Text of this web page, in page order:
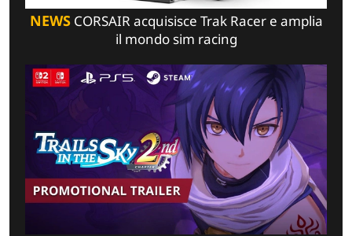
NEWSCORSAIR acquisisce Trak Racer e amplia
il mondo sim racing